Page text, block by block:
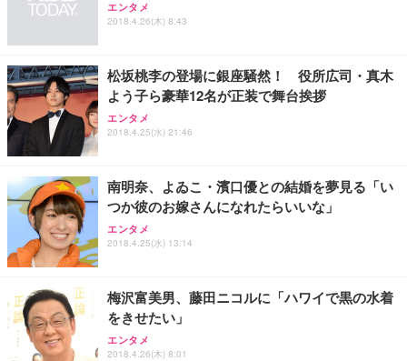
ワーク チェア 強化バックレスト 30度ロッキング機
能 人間工学 椅子 腰サポート 90度跳ね上げ式アーム
務用 おしゃれ パソコンチェア (ホワイト)
ANDWINT オフィスチェア デスクチェア 肘なし メ
ッシュ 通気性 ランバーサポート付き 腰サポート ガ
ス圧無段階昇降 360度回転 キャスター付き コンパク
ー フルHD（1920×1080）VA 非光沢 HDMI/DisplayP
ort/VGA スピーカー内蔵 高さ調整 スイベル VESA対
【MiniLED/24.5inch/280Hz/FHD】GRAPHT THE S
HOOTER Gaming Monitor 24” Essential ゲーミン
グモニター QD 24.5インチ 1ms FHD 量子ドット 残
限定】 Smart Basic アイリスオーヤマ ペットシーツ
超厚型 お徳用 ワイド 100枚入 (x 1) (ケース販売)
アイリスオーヤマ ペットシーツ 超厚型 お徳用 レギ
ュラー 200枚入【Amazon.co.jp限定】
エンタメ
2018.4.26(木) 8:43
松坂桃李の登場に銀座騒然！ 役所広司・真木
よう子ら豪華12名が正装で舞台挨拶
エンタメ
2018.4.25(水) 21:46
南明奈、よゐこ・濱口優との結婚を夢見る「い
つか彼のお嫁さんになれたらいいな」
エンタメ
2018.4.25(水) 13:14
梅沢富美男、藤田ニコルに「ハワイで黒の水着
をきせたい」
エンタメ
2018.4.26(木) 8:01